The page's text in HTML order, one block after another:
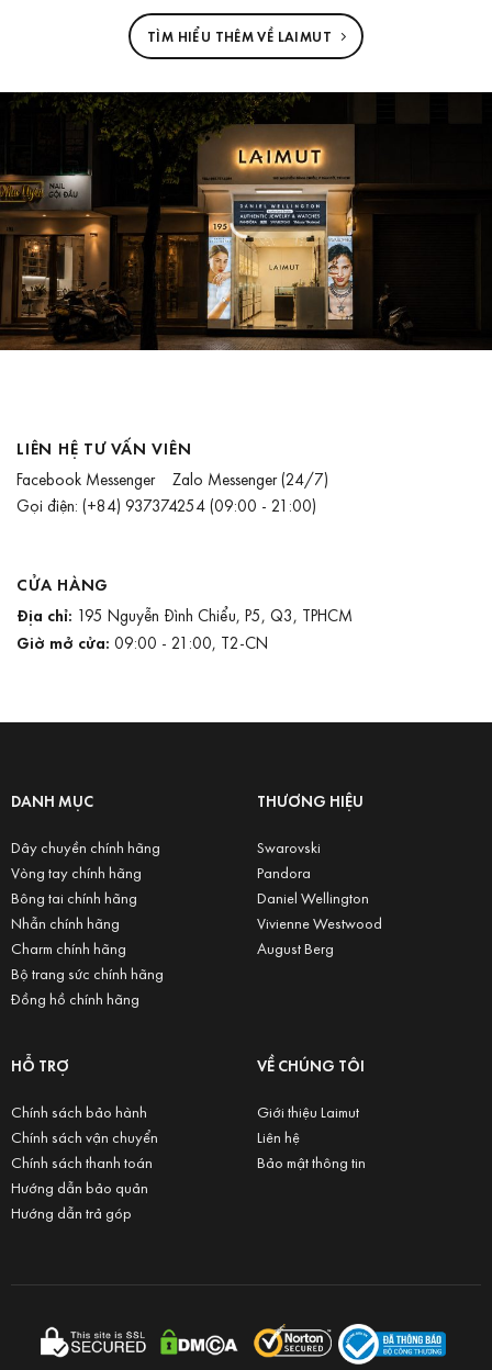
TÌM HIỂU THÊM VỀ LAIMUT
LIÊN HỆ TƯ VẤN VIÊN
Facebook Messenger Zalo Messenger(24/7)
Gọi điện: (+84) 937374254(09:00 - 21:00)
CỬA HÀNG
Địa chỉ: 195 Nguyễn Đình Chiểu, P5, Q3, TPHCM
Giờ mở cửa: 09:00 - 21:00, T2-CN
DANH MỤC
Dây chuyền chính hãng
Vòng tay chính hãng
Bông tai chính hãng
Nhẫn chính hãng
Charm chính hãng
Bộ trang sức chính hãng
Đồng hồ chính hãng
THƯƠNG HIỆU
Swarovski
Pandora
Daniel Wellington
Vivienne Westwood
August Berg
HỖ TRỢ
Chính sách bảo hành
Chính sách vận chuyển
Chính sách thanh toán
Hướng dẫn bảo quản
Hướng dẫn trả góp
VỀ CHÚNG TÔI
Giới thiệu Laimut
Liên hệ
Bảo mật thông tin